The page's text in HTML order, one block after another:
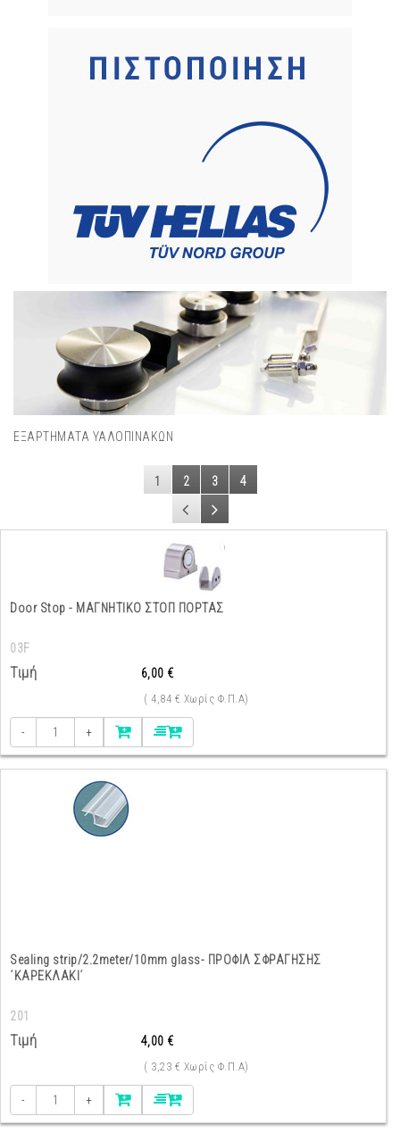
ΕΞΑΡΤΗΜΑΤΑ ΥΑΛΟΠΙΝΑΚΩΝ
1 2 3 4
Door Stop - ΜΑΓΝΗΤΙΚΟ ΣΤΟΠ ΠΟΡΤΑΣ
03F
Τιμή 6,00 €
( 4,84 € Χωρίς Φ.Π.Α)
- +
Sealing strip/2.2meter/10mm glass- ΠΡΟΦΙΛ ΣΦΡΑΓΗΣΗΣ
΄ΚΑΡΕΚΛΑΚΙ΄
201
Τιμή 4,00 €
( 3,23 € Χωρίς Φ.Π.Α)
- +